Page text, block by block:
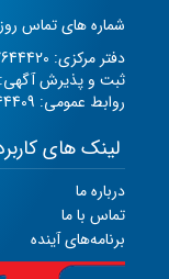
شماره های تماس
دفتر مرکزی: 02177644420
ثبت و پذیرش آگهی: 02177644410
روابط عمومی: 02177644409
لینک های
درباره ما
تماس با ما
برنامه‌های آینده